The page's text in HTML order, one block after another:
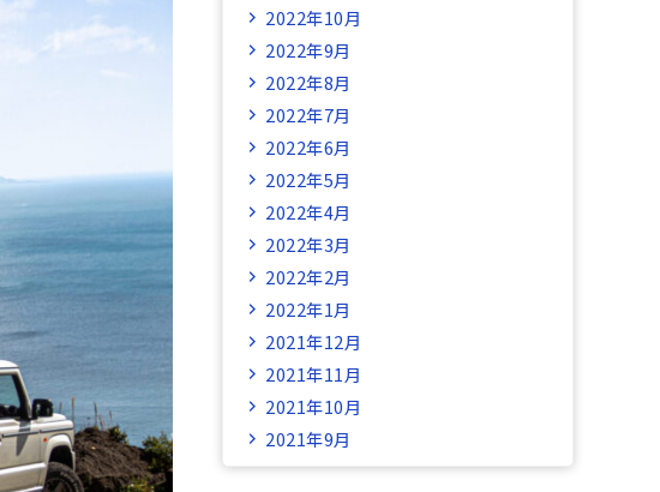
2022年10月
2022年9月
2022年8月
2022年7月
2022年6月
2022年5月
2022年4月
2022年3月
2022年2月
2022年1月
2021年12月
2021年11月
2021年10月
2021年9月